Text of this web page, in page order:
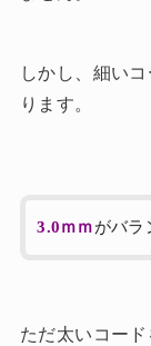
しかし、細い
ります。
3.0ｍｍがバ
ただ太いコー